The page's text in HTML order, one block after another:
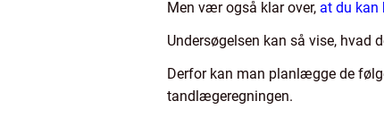
Men vær også klar over, at du kan
Undersøgelsen kan så vise, hvad
Derfor kan man planlægge de
tandlægeregningen.